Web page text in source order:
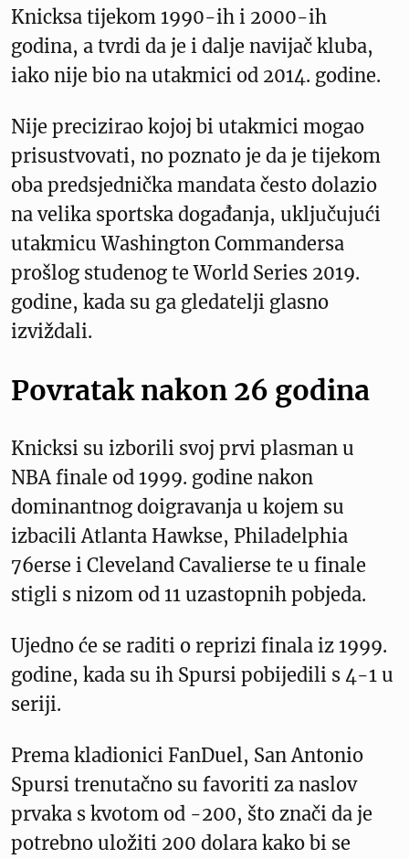
Knicksa tijekom 1990-ih i 2000-ih
godina, a tvrdi da je i dalje navijač kluba,
iako nije bio na utakmici od 2014. godine.
Nije precizirao kojoj bi utakmici mogao
prisustvovati, no poznato je da je tijekom
oba predsjednička mandata često dolazio
na velika sportska događanja, uključujući
utakmicu Washington Commandersa
prošlog studenog te World Series 2019.
godine, kada su ga gledatelji glasno
izviždali.
Povratak nakon 26 godina
Knicksi su izborili svoj prvi plasman u
NBA finale od 1999. godine nakon
dominantnog doigravanja u kojem su
izbacili Atlanta Hawkse, Philadelphia
76erse i Cleveland Cavalierse te u finale
stigli s nizom od 11 uzastopnih pobjeda.
Ujedno će se raditi o reprizi finala iz 1999.
godine, kada su ih Spursi pobijedili s 4-1 u
seriji.
Prema kladionici FanDuel, San Antonio
Spursi trenutačno su favoriti za naslov
prvaka s kvotom od -200, što znači da je
potrebno uložiti 200 dolara kako bi se